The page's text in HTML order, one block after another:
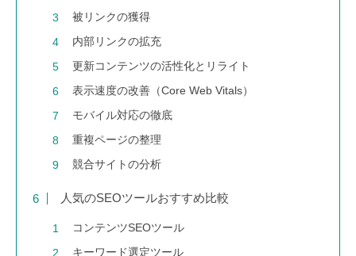
被リンクの獲得
内部リンクの拡充
更新コンテンツの活性化とリライト
表示速度の改善（Core Web Vitals）
モバイル対応の徹底
重複ページの整理
競合サイトの分析
人気のSEOツールおすすめ比較
コンテンツSEOツール
キーワード選定ツール